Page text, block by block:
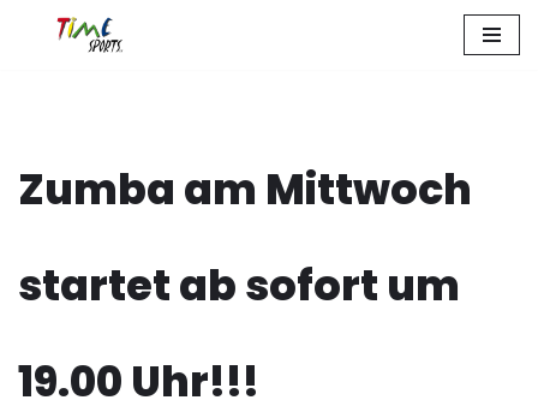
Zumba am Mittwoch
startet ab sofort um
19.00 Uhr!!!